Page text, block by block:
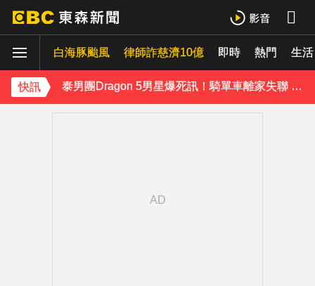
白海豚颱風 律師詐慈濟10億 即時 熱門 生活
快訊
SEVENTEEN勝寬、Dino同天入伍！玟奎9月服替代役
泰男團Dragon 5男星爆死訊！騎單車離家失聯 陳屍河中驚見「20公斤重物」